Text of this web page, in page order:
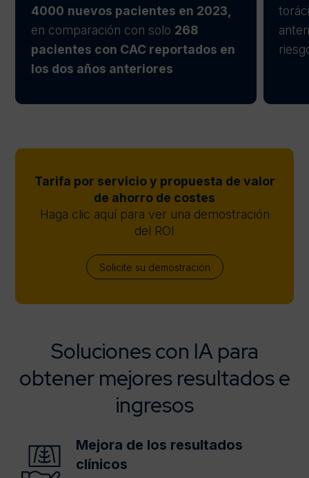
4000 nuevos pacientes en 2023,
en comparación con solo 268
pacientes con CAC reportados en
los dos años anteriores
Tarifa por servicio y propuesta de valor
de ahorro de costes
Haga clic aquí para ver una demostración
del ROI
Solicite su demostración
Soluciones con IA para
obtener mejores resultados e
ingresos
Mejora de los resultados
clínicos